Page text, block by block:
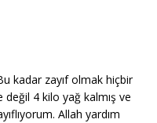
kadar zayıf olmak hiçbir
değil 4 kilo yağ kalmış ve
Allah yardım